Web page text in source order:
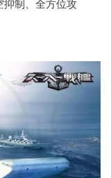
抑制、全方位攻